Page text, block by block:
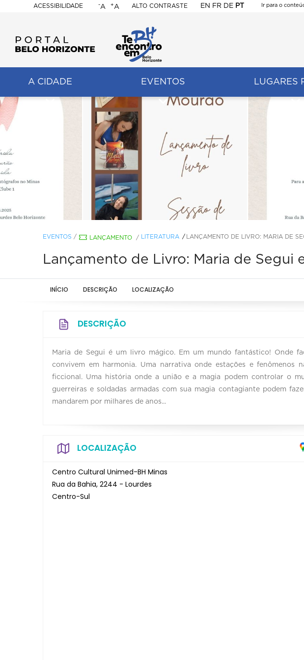
ACESSIBILIDADE
BELO
HORIZONTE
-A +A ALTO CONTRASTE EN FR DE PT
Ir para o
A CIDADE EVENTOS LUGARES
EVENTOS / LANÇAMENTO / LITERATURA LANÇAMENTO DE LIVRO: MARIA DE
Lançamento de Livro: Maria de Segui
INÍCIO DESCRIÇÃO LOCALIZAÇÃO
DESCRIÇÃO
Maria de Segui é um livro mágico. Em um mundo fantástico! Onde
convivem em harmonia. Uma narrativa onde estações e fenômenos
ficcional. Uma história onde a união e a magia podem controlar o
guerreiras e soldadas armadas com sua magia contagiante podem
mandarem por milhares de anos...
LOCALIZAÇÃO
Centro Cultural Unimed-BH Minas
Rua da Bahia, 2244 - Lourdes
Centro-Sul